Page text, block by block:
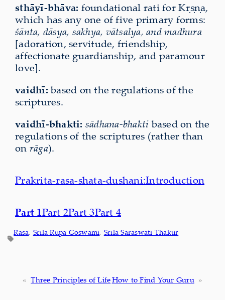
sthāyī-bhāva: foundational rati for Kṛṣṇa,
which has any one of five primary forms:
śānta, dāsya, sakhya, vātsalya, and madhura
[adoration, servitude, friendship,
affectionate guardianship, and paramour
love].
vaidhī:based on the regulations of the
scriptures.
vaidhī-bhakti: sādhana-bhaktibased on the
regulations of the scriptures (rather than
on rāga).
Prakrita-rasa-shata-dushani:Introduction
Part 1Part 2Part 3Part 4
Rasa, Srila Rupa Goswami, Srila Saraswati Thakur
« Three Principles of LifeHow to Find Your Guru »